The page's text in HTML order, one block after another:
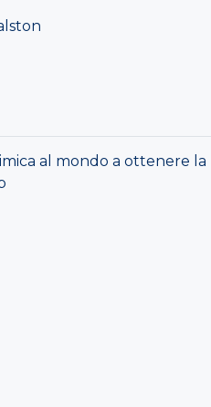
al mondo a ottenere la